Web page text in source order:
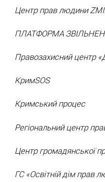
Центр прав людини
ПЛАТФОРМА
Правозахисний центр
КримSOS
Кримський процес
Регіональний центр
Центр громадянської
ГС «Освітній дім прав